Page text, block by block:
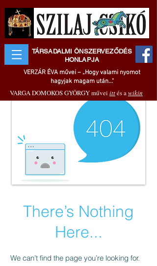
TÁRSADALMI ÖNSZERVEZŐDÉS
HONLAPJA
VERZÁR ÉVA művei – „Hogy valami nyomot
hagyjak magam után..."
VARGA DOMOKOS GYÖRGY művei ittés awikin
There’s Nothing
Here...
We can’t find the page you’re looking for.